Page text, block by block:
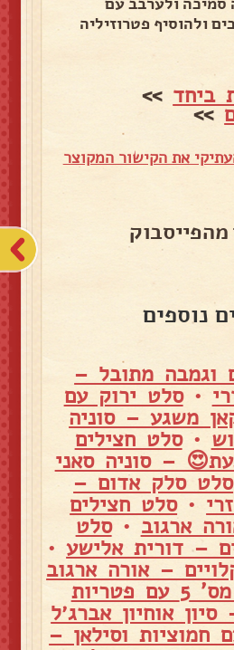
ולהוסיף פטרוזיליה
ביחד >>
>>
את הקישור המקוצר
מהפייסבוק
נוספים
וגמבה מתובל –
•סלט ירוק עם
משגע – סוניה
•סלט חצילים
– סוניה סאני
סלט סלק אדום –
•סלט חצילים
ארגוב •סלט
– דורית אלישע•
– אורה ארגוב
בשר צלי מס' 5 עם פטריות
אוחיון אברג׳ל
חמוציות וסילאן –